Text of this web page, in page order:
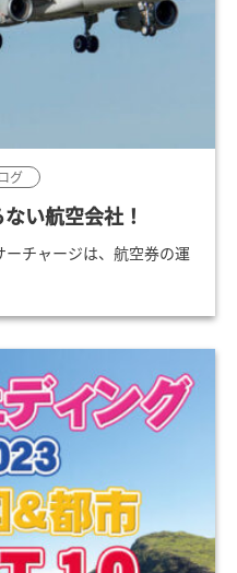
グ
い航空会社！
チャージは、航空券の運